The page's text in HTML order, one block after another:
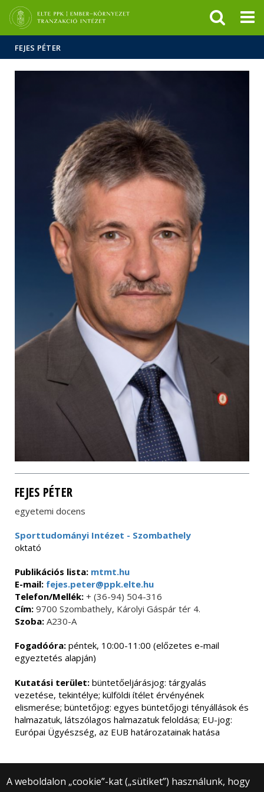
Hírek
Események
ELTE a
sajtóban
FEJES PÉTER
FEJES PÉTER
egyetemi docens
Sporttudományi Intézet - Szombathely
oktató
Publikációs lista: mtmt.hu
E-mail: fejes.peter@ppk.elte.hu
Telefon/Mellék: + (36-94) 504-316
Cím: 9700 Szombathely, Károlyi Gáspár tér 4.
Szoba: A230-A
Fogadóóra: péntek, 10:00-11:00 (előzetes e-mail
egyeztetés alapján)
Kutatási terület: büntetőeljárásjog: tárgyalás
vezetése, tekintélye; külföldi ítélet érvényének
elismerése; büntetőjog: egyes büntetőjogi tényállások és
halmazatuk, látszólagos halmazatuk feloldása; EU-jog:
Európai Ügyészség, az EUB határozatainak hatása
A weboldalon „cookie”-kat („sütiket”) használunk, hogy